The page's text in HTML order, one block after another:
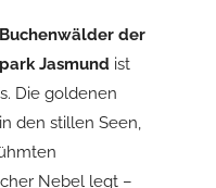
Buchenwälder der
Jasmund ist
Die goldenen
den stillen Seen,
Nebel legt –